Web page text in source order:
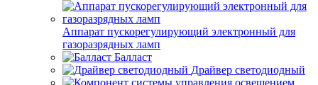
Аппарат пускорегулирующий электронный для
газоразрядных ламп
Балласт
Драйвер светодиодный